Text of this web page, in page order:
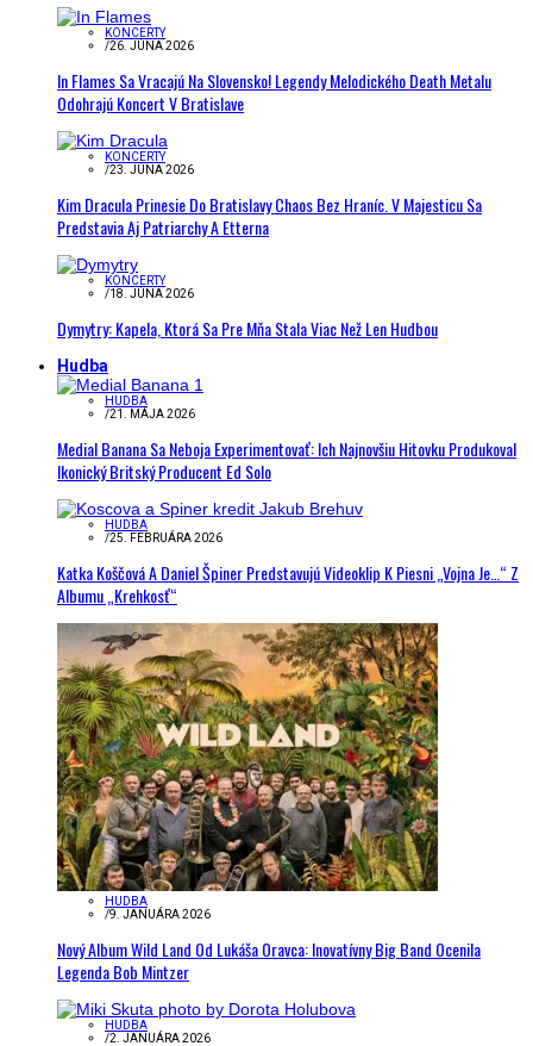
KONCERTY
/26. JÚNA 2026
In Flames Sa Vracajú Na Slovensko! Legendy Melodického Death Metalu
Odohrajú Koncert V Bratislave
KONCERTY
/23. JÚNA 2026
Kim Dracula Prinesie Do Bratislavy Chaos Bez Hraníc. V Majesticu Sa
Predstavia Aj Patriarchy A Etterna
KONCERTY
/18. JÚNA 2026
Dymytry: Kapela, Ktorá Sa Pre Mňa Stala Viac Než Len Hudbou
Hudba
HUDBA
/21. MÁJA 2026
Medial Banana Sa Neboja Experimentovať: Ich Najnovšiu Hitovku Produkoval
Ikonický Britský Producent Ed Solo
HUDBA
/25. FEBRUÁRA 2026
Katka Koščová A Daniel Špiner Predstavujú Videoklip K Piesni „Vojna Je…“ Z
Albumu „Krehkosť“
HUDBA
/9. JANUÁRA 2026
Nový Album Wild Land Od Lukáša Oravca: Inovatívny Big Band Ocenila
Legenda Bob Mintzer
HUDBA
/2. JANUÁRA 2026